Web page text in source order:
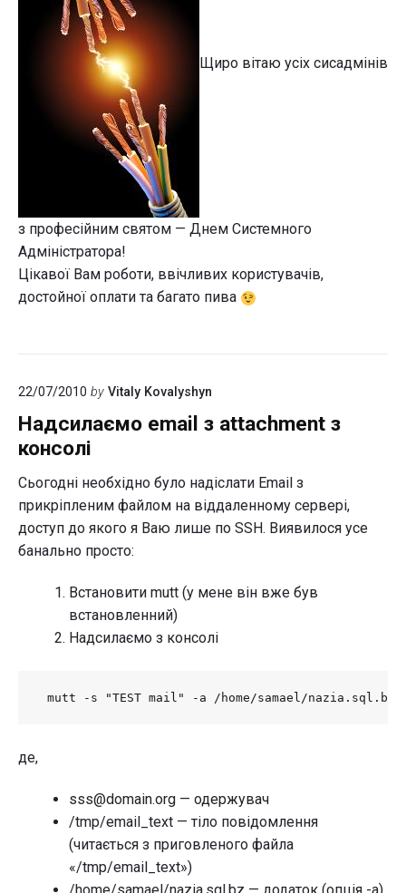
Щиро вітаю усіх сисадмінів
з професійним святом — Днем Системного
Адміністратора!
Цікавої Вам роботи, ввічливих користувачів,
достойної оплати та багато пива
22/07/2010 by Vitaly Kovalyshyn
Надсилаємо email з attachment з
консолі
Сьогодні необхідно було надіслати Email з
прикріпленим файлом на віддаленному сервері,
доступ до якого я Ваю лише по SSH. Виявилося усе
банально просто:
Встановити mutt (у мене він вже був
встановленний)
Надсилаємо з консолі
mutt -s "TEST mail" -a /home/samael/nazia.sql.bz
де,
sss@domain.org — одержувач
/tmp/email_text — тіло повідомлення
(читається з приговленого файла
«/tmp/email_text»)